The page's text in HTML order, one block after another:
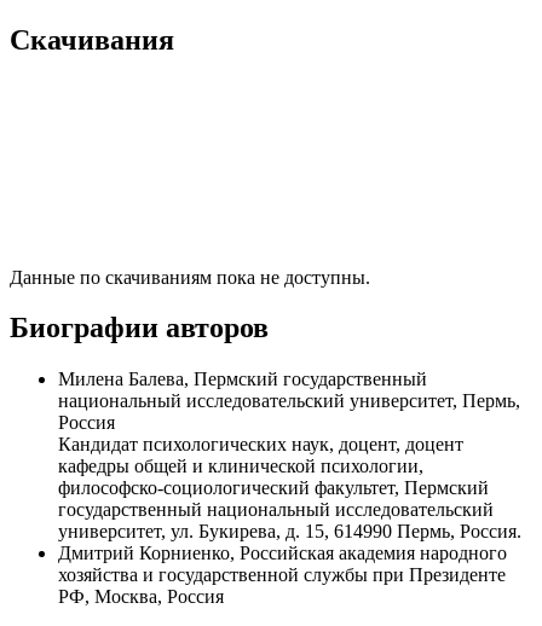
Скачивания
Данные по скачиваниям пока не доступны.
Биографии авторов
Милена Балева, Пермский государственный
национальный исследовательский университет, Пермь,
Россия
Кандидат психологических наук, доцент, доцент
кафедры общей и клинической психологии,
философско-социологический факультет, Пермский
государственный национальный исследовательский
университет, ул. Букирева, д. 15, 614990 Пермь, Россия.
Дмитрий Корниенко, Российская академия народного
хозяйства и государственной службы при Президенте
РФ, Москва, Россия